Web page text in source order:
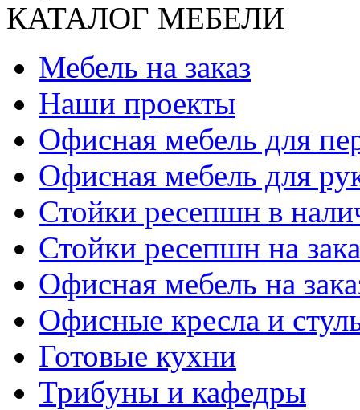
КАТАЛОГ МЕБЕЛИ
Мебель на заказ
Наши проекты
Офисная мебель для
Офисная мебель для
Стойки ресепшн в
Стойки ресепшн на
Офисная мебель на
Офисные кресла и
Готовые кухни
Трибуны и кафедры